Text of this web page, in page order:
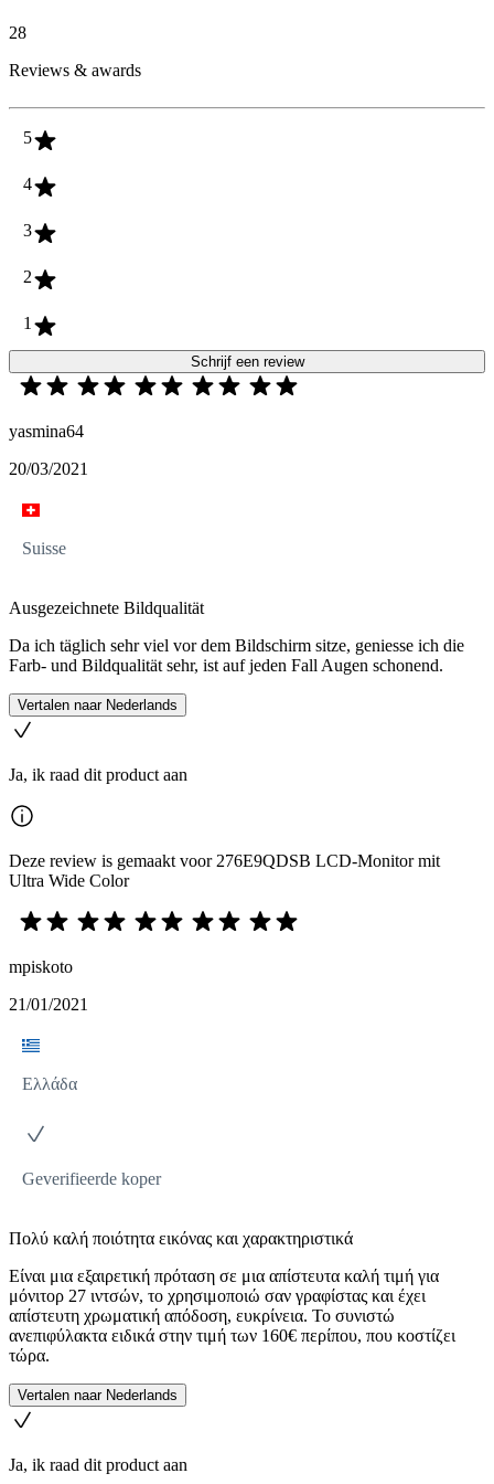
28
Reviews & awards
5
4
3
2
1
Schrijf een review
yasmina64
20/03/2021
Suisse
Ausgezeichnete Bildqualität
Da ich täglich sehr viel vor dem Bildschirm sitze, geniesse ich die
Farb- und Bildqualität sehr, ist auf jeden Fall Augen schonend.
Vertalen naar Nederlands
Ja, ik raad dit product aan
Deze review is gemaakt voor 276E9QDSB LCD-Monitor mit
Ultra Wide Color
mpiskoto
21/01/2021
Ελλάδα
Geverifieerde koper
Πολύ καλή ποιότητα εικόνας και χαρακτηριστικά
Είναι μια εξαιρετική πρόταση σε μια απίστευτα καλή τιμή για
μόνιτορ 27 ιντσών, το χρησιμοποιώ σαν γραφίστας και έχει
απίστευτη χρωματική απόδοση, ευκρίνεια. Το συνιστώ
ανεπιφύλακτα ειδικά στην τιμή των 160€ περίπου, που κοστίζει
τώρα.
Vertalen naar Nederlands
Ja, ik raad dit product aan